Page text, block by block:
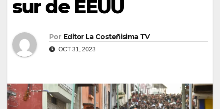
sur de EEUU
Por Editor La Costeñisima TV
OCT 31, 2023